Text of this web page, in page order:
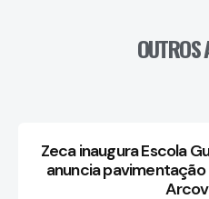
OUTROS
Zeca inaugura Escola
anuncia